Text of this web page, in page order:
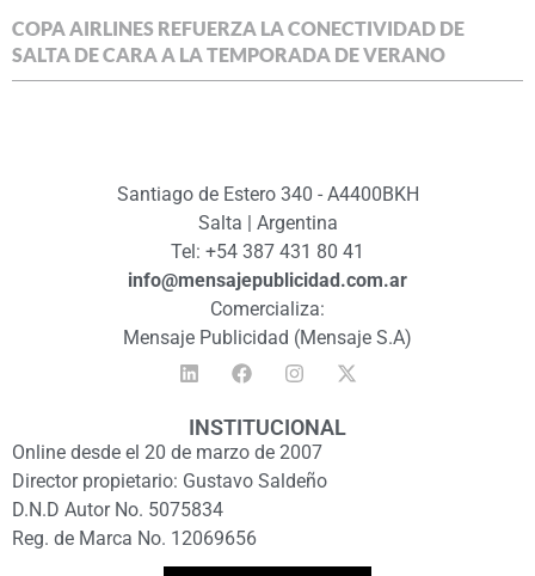
COPA AIRLINES REFUERZA LA CONECTIVIDAD DE
SALTA DE CARA A LA TEMPORADA DE VERANO
Santiago de Estero 340 - A4400BKH
Salta | Argentina
Tel: +54 387 431 80 41
info@mensajepublicidad.com.ar
Comercializa:
Mensaje Publicidad (Mensaje S.A)
INSTITUCIONAL
Online desde el 20 de marzo de 2007
Director propietario: Gustavo Saldeño
D.N.D Autor No. 5075834
Reg. de Marca No. 12069656